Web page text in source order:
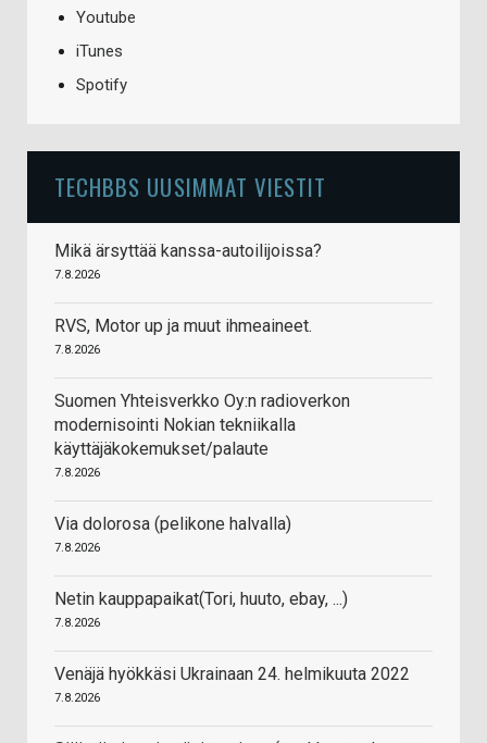
Youtube
iTunes
Spotify
TECHBBS UUSIMMAT VIESTIT
Mikä ärsyttää kanssa-autoilijoissa?
7.8.2026
RVS, Motor up ja muut ihmeaineet.
7.8.2026
Suomen Yhteisverkko Oy:n radioverkon
modernisointi Nokian tekniikalla
käyttäjäkokemukset/palaute
7.8.2026
Via dolorosa (pelikone halvalla)
7.8.2026
Netin kauppapaikat(Tori, huuto, ebay, ...)
7.8.2026
Venäjä hyökkäsi Ukrainaan 24. helmikuuta 2022
7.8.2026